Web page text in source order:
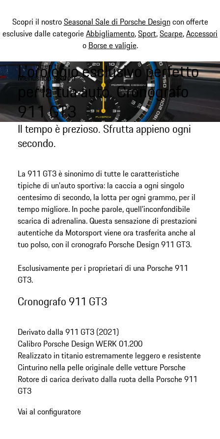
Scopri il nostroSeasonal Sale di Porsche Designcon offerte
esclusive dalle categorieAbbigliamento,Sport,Scarpe,Accessori
o Borse e valigie.
Passa
al
contenuto
principale
Menu
open the
shop search
field
My shopping bag, 0
L'orologio esclusivo perfetto
per la tua auto. Cronografo
911 GT3
Il tempo è prezioso. Sfrutta appieno ogni
secondo.
La 911 GT3 è sinonimo di tutte le caratteristiche
tipiche di un'auto sportiva: la caccia a ogni singolo
centesimo di secondo, la lotta per ogni grammo, per il
tempo migliore. In poche parole, quell'inconfondibile
scarica di adrenalina. Questa sensazione di prestazioni
autentiche da Motorsport viene ora trasferita anche al
tuo polso, con il cronografo Porsche Design 911 GT3.
Esclusivamente per i proprietari di una Porsche 911
GT3.
Cronografo 911 GT3
Derivato dalla 911 GT3 (2021)
Calibro Porsche Design WERK 01.200
Realizzato in titanio estremamente leggero e resistente
Cinturino nella pelle originale delle vetture Porsche
Rotore di carica derivato dalla ruota della Porsche 911
GT3
Vai al configuratore